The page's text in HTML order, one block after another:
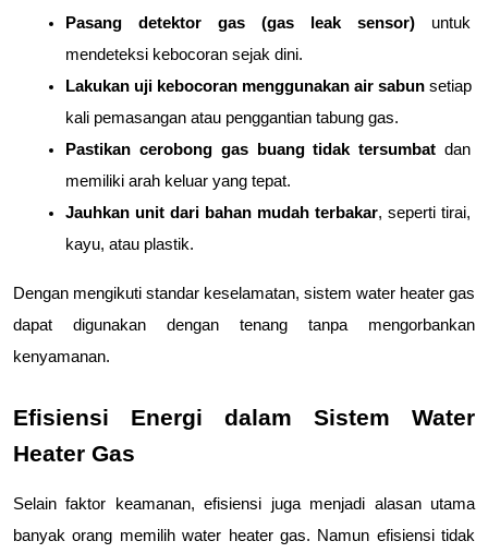
Pasang detektor gas (gas leak sensor) untuk
mendeteksi kebocoran sejak dini.
Lakukan uji kebocoran menggunakan air sabun setiap
kali pemasangan atau penggantian tabung gas.
Pastikan cerobong gas buang tidak tersumbat dan
memiliki arah keluar yang tepat.
Jauhkan unit dari bahan mudah terbakar, seperti tirai,
kayu, atau plastik.
Dengan mengikuti standar keselamatan, sistem water heater gas
dapat digunakan dengan tenang tanpa mengorbankan
kenyamanan.
Efisiensi Energi dalam Sistem Water
Heater Gas
Selain faktor keamanan, efisiensi juga menjadi alasan utama
banyak orang memilih water heater gas. Namun efisiensi tidak